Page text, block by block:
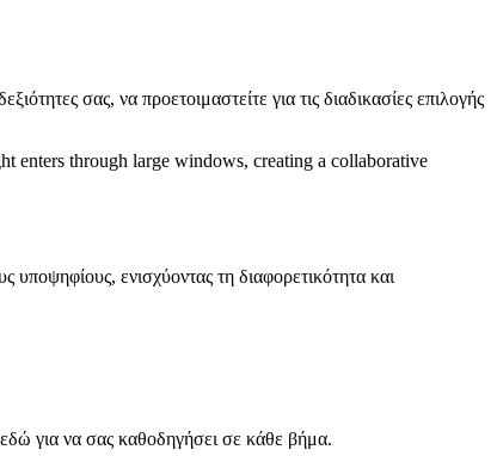
σας, να προετοιμαστείτε για τις διαδικασίες επιλογής
ενισχύοντας τη διαφορετικότητα και
εδώ για να σας καθοδηγήσει σε κάθε βήμα.